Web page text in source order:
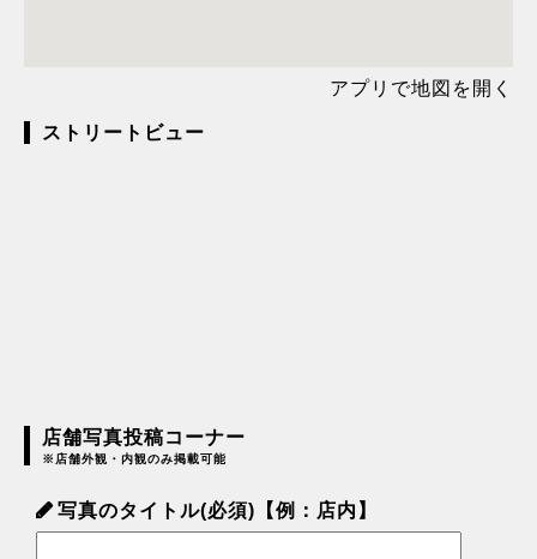
アプリで地図を開く
ストリートビュー
店舗写真投稿コーナー
※店舗外観・内観のみ掲載可能
写真のタイトル(必須)【例：店内】